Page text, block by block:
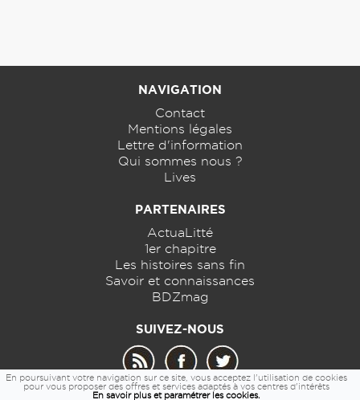
NAVIGATION
Contact
Mentions légales
Lettre d'information
Qui sommes nous ?
Lives
PARTENAIRES
ActuaLitté
1er chapitre
Les histoires sans fin
Savoir et connaissances
BDZmag
SUIVEZ-NOUS
En poursuivant votre navigation sur ce site, vous acceptez l'utilisation de cookies
pour vous proposer des offres et services adaptés à vos centres d'intérêts
En savoir plus et paramétrer les cookies.